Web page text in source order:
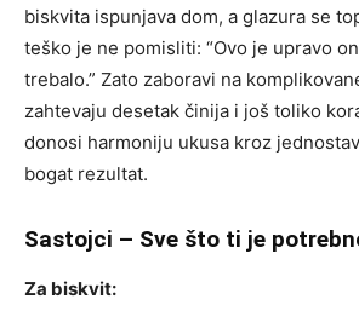
biskvita ispunjava dom, a glazura se
teško je ne pomisliti: “Ovo je upravo
trebalo.” Zato zaboravi na
zahtevaju desetak činija i još toliko
donosi harmoniju ukusa kroz
bogat rezultat.
Sastojci – Sve što ti je
Za biskvit: